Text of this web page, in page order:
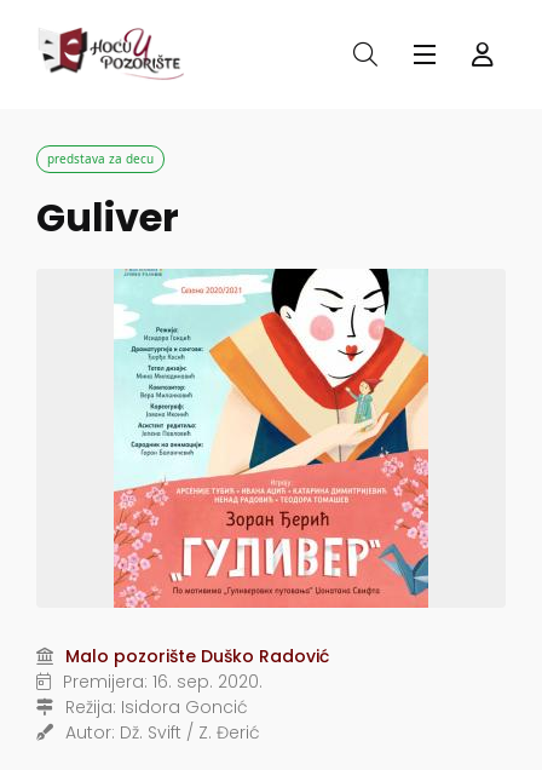
predstava za decu
Guliver
Malo pozorište Duško Radović
Premijera: 16. sep. 2020.
Režija: Isidora Goncić
Autor: Dž. Svift / Z. Đerić